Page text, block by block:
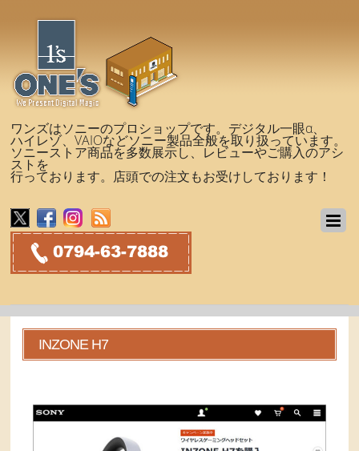
ワンズはソニーのプロショップです。デジタル一眼α、
ハイレゾ、VAIOなどソニー製品全般を取り扱っています。
ソニーストア商品を多数展示し、レビューやご購入のアシ
ストを
行っております。店頭での注文もお受けしております！
INZONE H7